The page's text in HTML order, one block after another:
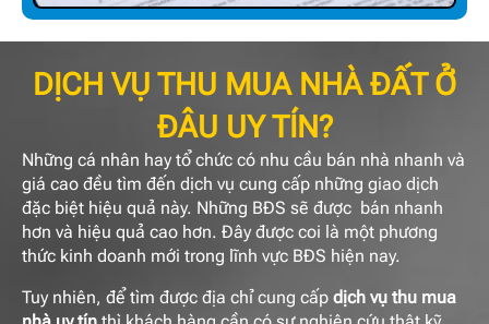
DỊCH VỤ THU MUA NHÀ ĐẤT Ở
ĐÂU UY TÍN?
Những cá nhân hay tổ chức có nhu cầu bán nhà nhanh và
giá cao đều tìm đến dịch vụ cung cấp những giao dịch
đặc biệt hiệu quả này. Những BĐS sẽ được bán nhanh
hơn và hiệu quả cao hơn. Đây được coi là một phương
thức kinh doanh mới trong lĩnh vực BĐS hiện nay.
Tuy nhiên, để tìm được địa chỉ cung cấp dịch vụ thu mua